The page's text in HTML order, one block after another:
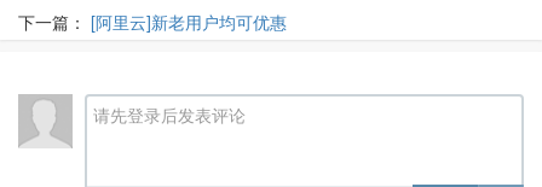
下一篇： [阿里云]新老用户均可优惠
请先登录后发表评论